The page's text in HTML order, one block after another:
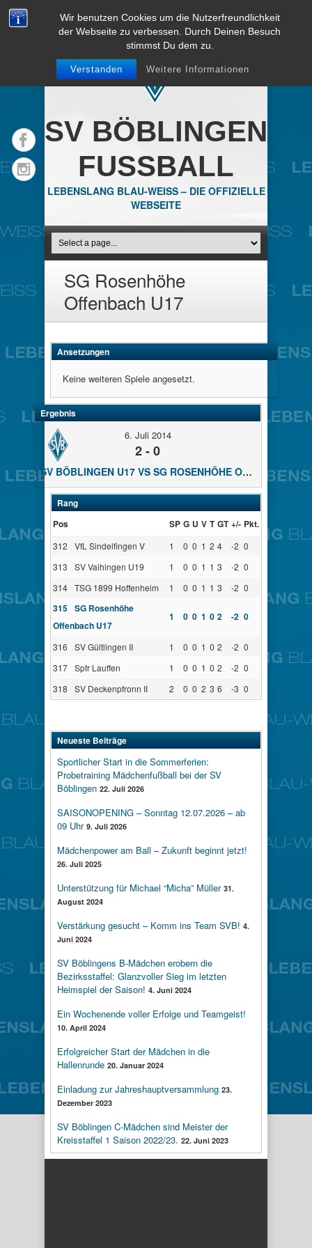
Wir benutzen Cookies um die Nutzerfreundlichkeit
der Webseite zu verbessen. Durch Deinen Besuch
stimmst Du dem zu.
Verstanden Weitere Informationen
SV BÖBLINGEN
FUSSBALL
LEBENSLANG BLAU-WEISS – DIE OFFIZIELLE
WEBSEITE
SG Rosenhöhe
Offenbach U17
Ansetzungen
Keine weiteren Spiele angesetzt.
Ergebnis
6. Juli 2014
2 - 0
SV BÖBLINGEN U17 VS SG ROSENHÖHE OFFENBACH U17
Rang
Pos
SP G U V T GT +/- Pkt.
312 VfL Sindelfingen V 1 0 0 1 2 4 -2 0
313
SV Vaihingen U19 1 0 0 1 1 3 -2 0
314 TSG 1899 Hoffenheim 1 0 0 1 1 3 -2 0
315 SG Rosenhöhe
Offenbach U17
1 0 0 1 0 2 -2 0
316 SV Gültlingen II 1 0 0 1 0 2 -2 0
317 Spfr Lauffen 1 0 0 1 0 2 -2 0
318
SV Deckenpfronn II 2 0 0 2 3 6 -3 0
Neueste Beiträge
Sportlicher Start in die Sommerferien:
Probetraining Mädchenfußball bei der SV
Böblingen 22. Juli 2026
SAISONOPENING – Sonntag 12.07.2026 – ab
09 Uhr 9. Juli 2026
Mädchenpower am Ball – Zukunft beginnt jetzt!
26. Juli 2025
Unterstützung für Michael “Micha” Müller 31.
August 2024
Verstärkung gesucht – Komm ins Team SVB! 4.
Juni 2024
SV Böblingens B-Mädchen erobern die
Bezirksstaffel: Glanzvoller Sieg im letzten
Heimspiel der Saison! 4. Juni 2024
Ein Wochenende voller Erfolge und Teamgeist!
10. April 2024
Erfolgreicher Start der Mädchen in die
Hallenrunde 20. Januar 2024
Einladung zur Jahreshauptversammlung 23.
Dezember 2023
SV Böblingen C-Mädchen sind Meister der
Kreisstaffel 1 Saison 2022/23. 22. Juni 2023